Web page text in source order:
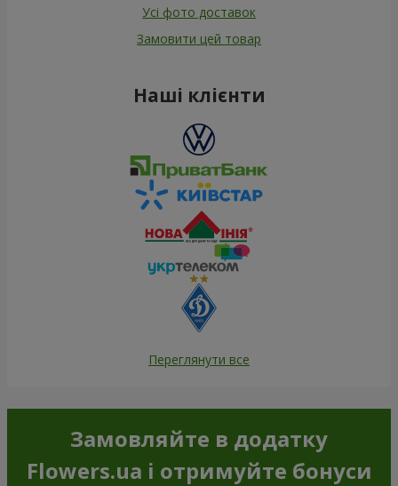
Усі фото доставок
Замовити цей товар
Наші клієнти
Переглянути все
Замовляйте в додатку
Flowers.ua і отримуйте бонуси